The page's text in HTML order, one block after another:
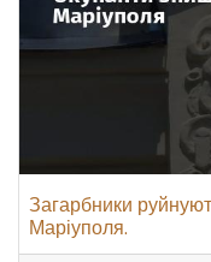
Загарбники
Маріуполя.